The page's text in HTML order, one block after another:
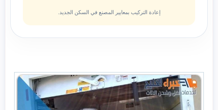
إعادة التركيب بمعايير المصنع في السكن الجديد.